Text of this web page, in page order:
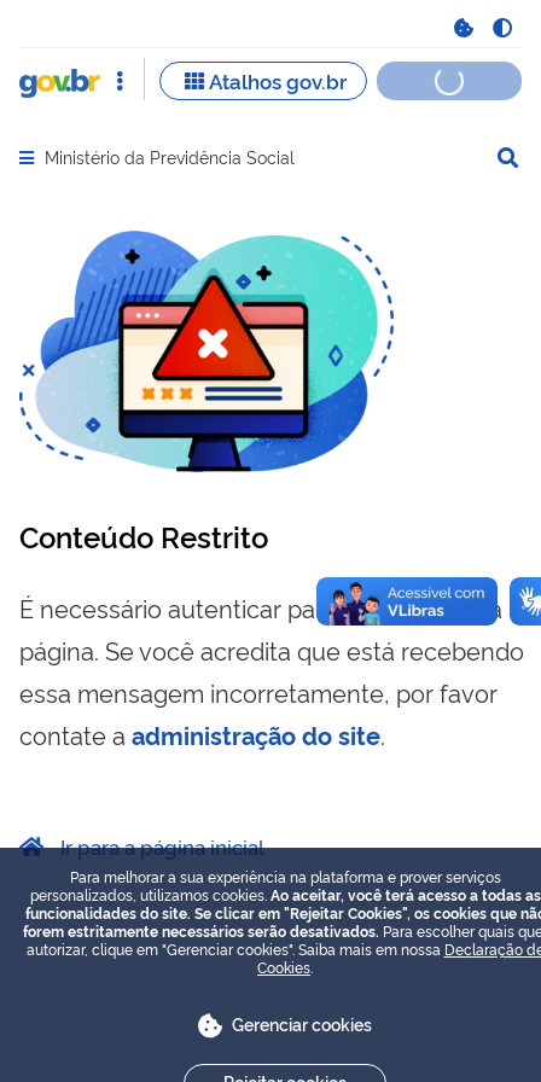
Abrir menu principal de navegação
Ministério da Previdência Social
Conteúdo Restrito
É necessário autenticar para visualizar essa
página. Se você acredita que está recebendo
essa mensagem incorretamente, por favor
contate a administração do site.
Ir para a página inicial
Para melhorar a sua experiência na plataforma e prover serviços
personalizados, utilizamos cookies. Ao aceitar, você terá acesso a todas as
funcionalidades do site. Se clicar em "Rejeitar Cookies", os cookies que
forem estritamente necessários serão desativados. Para escolher quais
autorizar, clique em "Gerenciar cookies". Saiba mais em nossa Declaração
Cookies
Gerenciar cookies